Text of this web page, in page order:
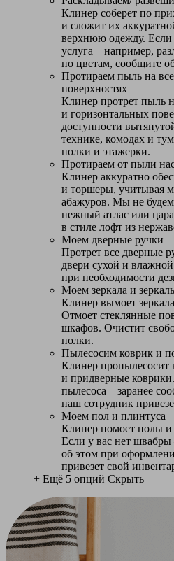
Клинер соберет по
и сложит их
верхнюю одежду. Если
услуга – например,
по цветам, сообщите
Протираем пыль на
поверхностях
Клинер протрет пыль
и горизонтальных
доступности
технике, комодах и
полки и этажерки.
Протираем от пыли
Клинер аккуратно
и торшеры, учитывая
абажуров. Мы не
нежный атлас или
в стиле лофт из
Моем дверные ручки
Протрет все дверные
двери сухой и
при необходимости
Моем зеркала и
Клинер вымоет
Отмоет стеклянные
шкафов. Очистит
полки.
Пылесосим коврик и
Клинер пропылесосит
и придверные
пылесоса – заранее
наш сотрудник
Моем пол и плинтуса
Клинер помоет полы и
Если у вас нет
об этом при
привезет свой
+ Ещё 5 опций Скрыть